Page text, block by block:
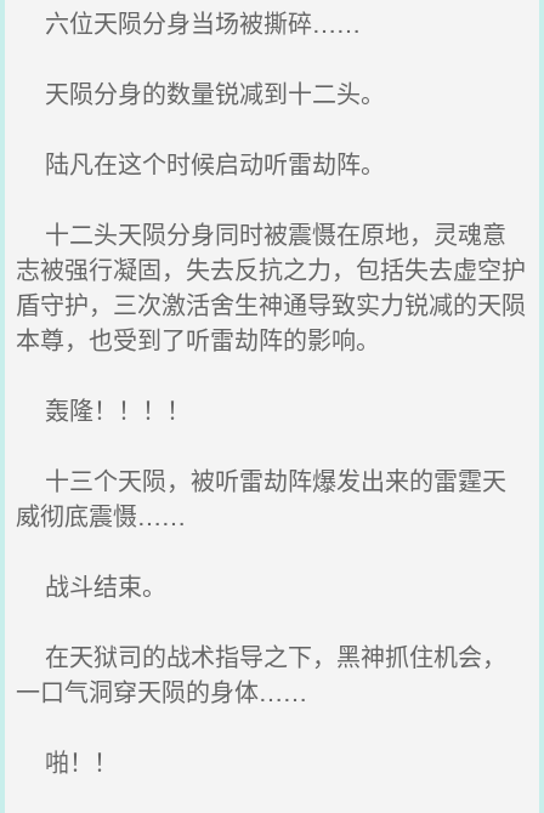
六位天陨分身当场被撕碎……
天陨分身的数量锐减到十二头。
陆凡在这个时候启动听雷劫阵。
十二头天陨分身同时被震慑在原地，灵魂意
志被强行凝固，失去反抗之力，包括失去虚空护
盾守护，三次激活舍生神通导致实力锐减的天陨
本尊，也受到了听雷劫阵的影响。
轰隆！！！！
十三个天陨，被听雷劫阵爆发出来的雷霆天
威彻底震慑……
战斗结束。
在天狱司的战术指导之下，黑神抓住机会，
一口气洞穿天陨的身体……
啪！！